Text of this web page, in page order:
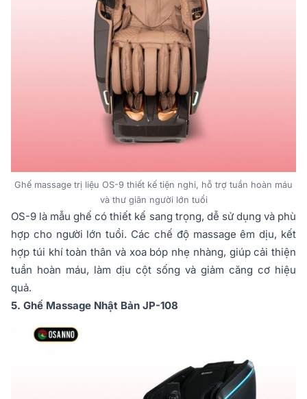
Ghế massage trị liệu OS-9 thiết kế tiện nghi, hỗ trợ tuần hoàn máu
và thư giãn người lớn tuổi
OS-9 là mẫu ghế có thiết kế sang trọng, dễ sử dụng và phù
hợp cho người lớn tuổi. Các chế độ massage êm dịu, kết
hợp túi khí toàn thân và xoa bóp nhẹ nhàng, giúp cải thiện
tuần hoàn máu, làm dịu cột sống và giảm căng cơ hiệu
quả.
5. Ghế Massage Nhật Bản JP-108